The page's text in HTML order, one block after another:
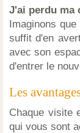
J'ai perdu ma
Imaginons
suffit d'en
avec son
d'entrer le
Les
Chaque visite
qui vous sont